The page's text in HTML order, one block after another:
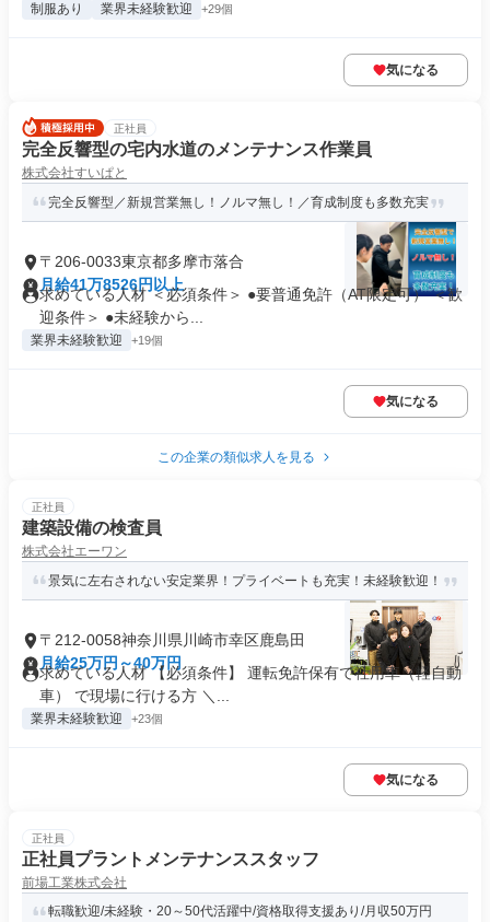
制服あり 業界未経験歓迎 +29個
気になる
正社員
完全反響型の宅内水道のメンテナンス作業員
株式会社すいぱと
完全反響型／新規営業無し！ノルマ無し！／育成制度も多数充実
〒206-0033東京都多摩市落合
月給41万8526円以上
求めている人材 ＜必須条件＞ ●要普通免許（AT限定可） ＜歓
迎条件＞ ●未経験から...
業界未経験歓迎 +19個
気になる
この企業の類似求人を見る
正社員
建築設備の検査員
株式会社エーワン
景気に左右されない安定業界！プライベートも充実！未経験歓迎！
〒212-0058神奈川県川崎市幸区鹿島田
月給25万円～40万円
求めている人材 【必須条件】 運転免許保有で社用車（軽自動
車） で現場に行ける方 ＼...
業界未経験歓迎 +23個
気になる
正社員
正社員プラントメンテナンススタッフ
前場工業株式会社
転職歓迎/未経験・20～50代活躍中/資格取得支援あり/月収50万円